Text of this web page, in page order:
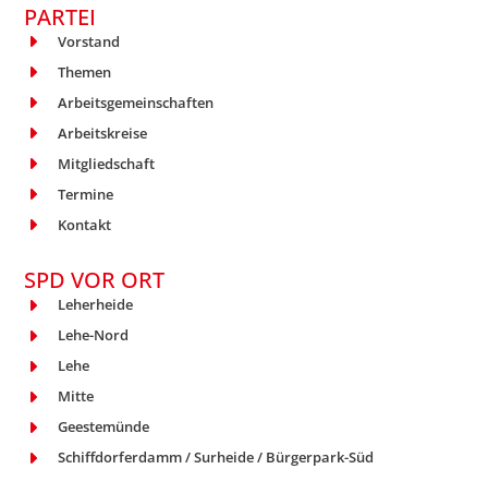
PARTEI
Vorstand
Themen
Arbeitsgemeinschaften
Arbeitskreise
Mitgliedschaft
Termine
Kontakt
SPD VOR ORT
Leherheide
Lehe-Nord
Lehe
Mitte
Geestemünde
Schiffdorferdamm / Surheide / Bürgerpark-Süd